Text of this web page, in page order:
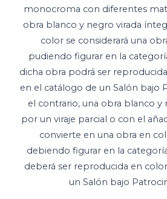
monocroma con diferentes
obra blanco y negro virada
color se considerará una
pudiendo figurar en la
dicha obra podrá ser
en el catálogo de un Salón bajo
el contrario, una obra blanco
por un viraje parcial o con el
convierte en una obra en
debiendo figurar en la
deberá ser reproducida en
un Salón bajo